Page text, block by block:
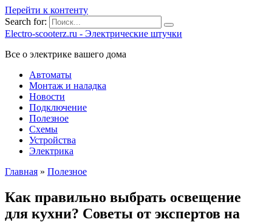
Перейти к контенту
Search for:
Electro-scooterz.ru - Электрические штучки
Все о электрике вашего дома
Автоматы
Монтаж и наладка
Новости
Подключение
Полезное
Схемы
Устройства
Электрика
Главная » Полезное
Как правильно выбрать освещение
для кухни? Советы от экспертов на